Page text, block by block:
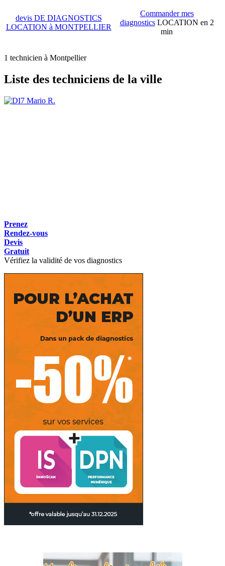
devis DE DIAGNOSTICS
LOCATION à MONTPELLIER
Commander mes
diagnosticsLOCATION en 2
min
1 technicien à Montpellier
Liste des techniciens de la ville
Mario R.
Prenez
Rendez-vous
Devis
Gratuit
Vérifiez la validité de vos diagnostics